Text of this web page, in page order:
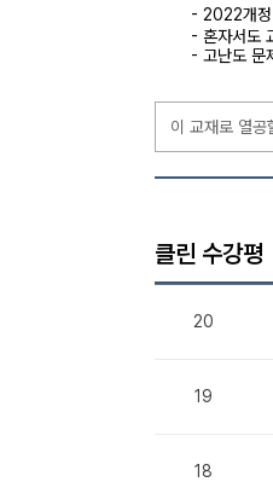
- 2022개정
- 혼자서도
- 고난도 문
이 교재로 열
클린 수강평
20
19
18